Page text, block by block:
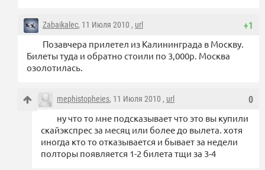
+1
Zabaikalec, 11 Июля 2010 , url
Позавчера прилетел из Калининграда в Москву.
Билеты туда и обратно стоили по 3,000р. Москва
озолотилась.
0
mephistopheies, 11 Июля 2010 , url
ну что то мне подсказывает что это вы купили
скайэкспрес за месяц или более до вылета. хотя
иногда кто то отказывается и бывает за недели
полторы появляется 1-2 билета тщи за 3-4